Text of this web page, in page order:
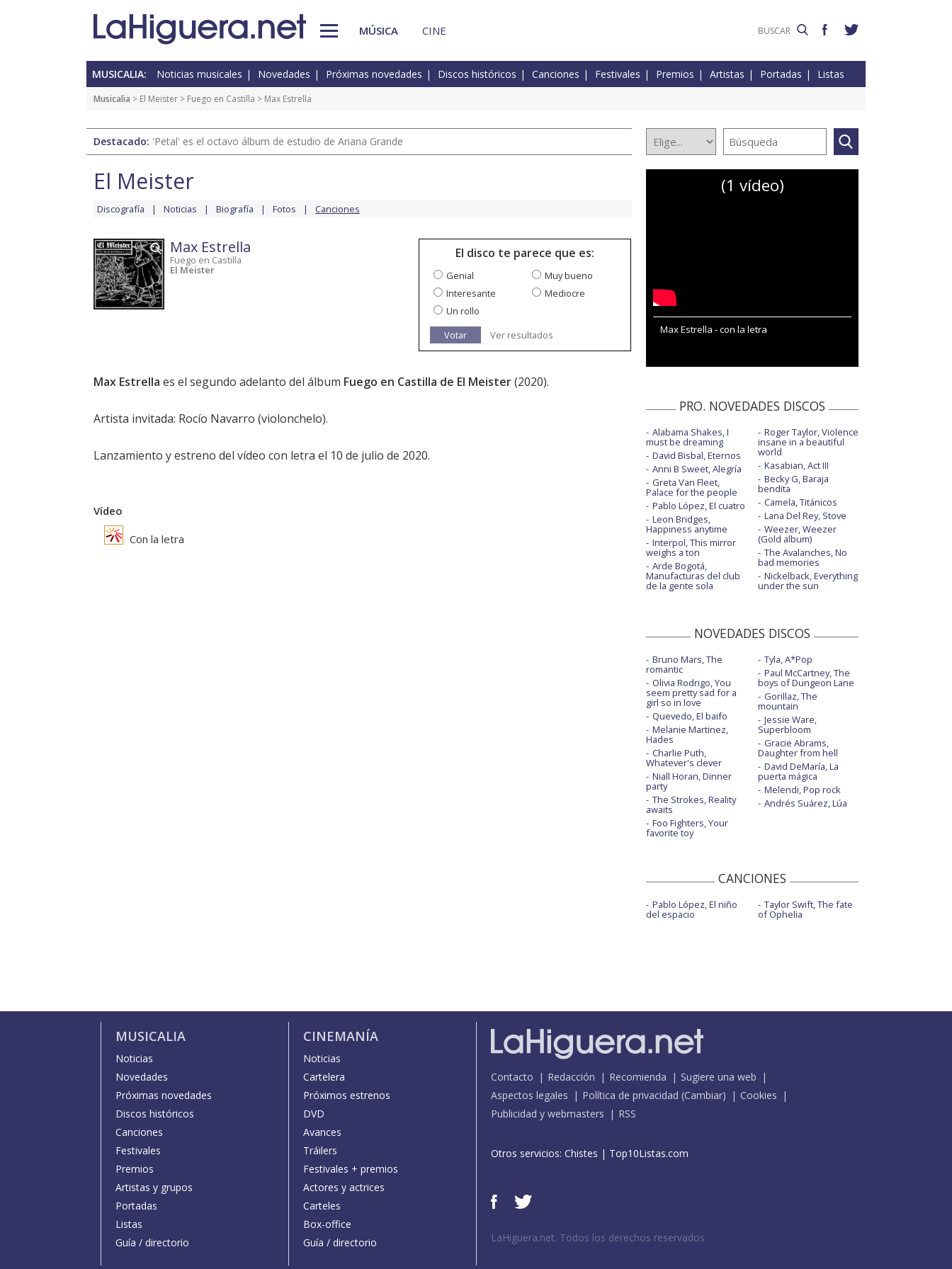
MÚSICA CINE
MUSICALIA: Noticias musicales Novedades Próximas novedades Discos históricos Canciones Festivales Premios Artistas Portadas Listas
Musicalia > El Meister > Fuego en Castilla > Max Estrella
Destacado: 'Petal' es el octavo álbum de estudio de Ariana Grande
El Meister
Discografía Noticias Biografía Fotos Canciones
Max Estrella
Fuego en Castilla
El Meister
El disco te parece que es:
Genial
Muy bueno
Interesante
Mediocre
Un rollo
Votar
Ver resultados
Max Estrella es el segundo adelanto del álbum Fuego en Castilla de El Meister(2020).
Artista invitada: Rocío Navarro (violonchelo).
Lanzamiento y estreno del vídeo con letra el 10 de julio de 2020.
Vídeo
Con la letra
(1 vídeo)
Max Estrella - con la letra
PRO. NOVEDADES DISCOS
Alabama Shakes, I
must be dreaming
David Bisbal, Eternos
Anni B Sweet, Alegría
Greta Van Fleet,
Palace for the people
Pablo López, El cuatro
Leon Bridges,
Happiness anytime
Interpol, This mirror
weighs a ton
Arde Bogotá,
Manufacturas del club
de la gente sola
Roger Taylor, Violence
insane in a beautiful
world
Kasabian, Act III
Becky G, Baraja
bendita
Camela, Titánicos
Lana Del Rey, Stove
Weezer, Weezer
(Gold album)
The Avalanches, No
bad memories
Nickelback, Everything
under the sun
NOVEDADES DISCOS
Bruno Mars, The
romantic
Olivia Rodrigo, You
seem pretty sad for a
girl so in love
Quevedo, El baifo
Melanie Martinez,
Hades
Charlie Puth,
Whatever's clever
Niall Horan, Dinner
party
The Strokes, Reality
awaits
Foo Fighters, Your
favorite toy
Tyla, A*Pop
Paul McCartney, The
boys of Dungeon Lane
Gorillaz, The
mountain
Jessie Ware,
Superbloom
Gracie Abrams,
Daughter from hell
David DeMaría, La
puerta mágica
Melendi, Pop rock
Andrés Suárez, Lúa
CANCIONES
Pablo López, El niño
del espacio
Taylor Swift, The fate
of Ophelia
MUSICALIA
Noticias
Novedades
Próximas novedades
Discos históricos
Canciones
Festivales
Premios
Artistas y grupos
Portadas
Listas
Guía / directorio
CINEMANÍA
Noticias
Cartelera
Próximos estrenos
DVD
Avances
Tráilers
Festivales + premios
Actores y actrices
Carteles
Box-office
Guía / directorio
Contacto Redacción Recomienda
Sugiere una web
Aspectos legales
Política de privacidad (Cambiar)
Cookies
Publicidad y webmasters
RSS
Otros servicios: Chistes | Top10Listas.com
LaHiguera.net. Todos los derechos reservados